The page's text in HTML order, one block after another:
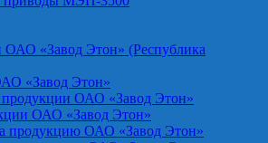
ОАО «Завод Этон» (Республика
«Завод Этон»
ОАО «Завод Этон»
ОАО «Завод Этон»
продукцию ОАО «Завод Этон»